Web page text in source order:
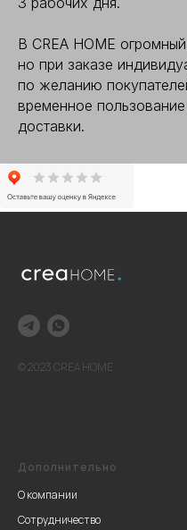
В CREA HOME
но при заказе
по желанию
временное
доставки.
© 2023 CREA HOME
Дополнительно
О компании
Сотрудничество